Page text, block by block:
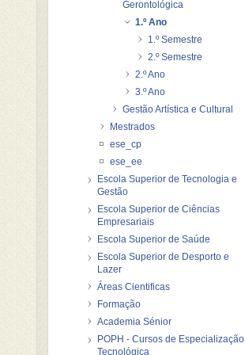
Gerontológica
1.º Ano
1.º Semestre
2.º Semestre
2.º Ano
3.º Ano
Gestão Artística e Cultural
Mestrados
ese_cp
ese_ee
Escola Superior de Tecnologia e
Gestão
Escola Superior de Ciências
Empresariais
Escola Superior de Saúde
Escola Superior de Desporto e
Lazer
Áreas Cientificas
Formação
Academia Sénior
POPH - Cursos de Especialização
Tecnológica